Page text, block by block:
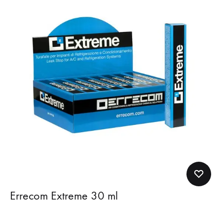
Errecom Extreme 30 ml